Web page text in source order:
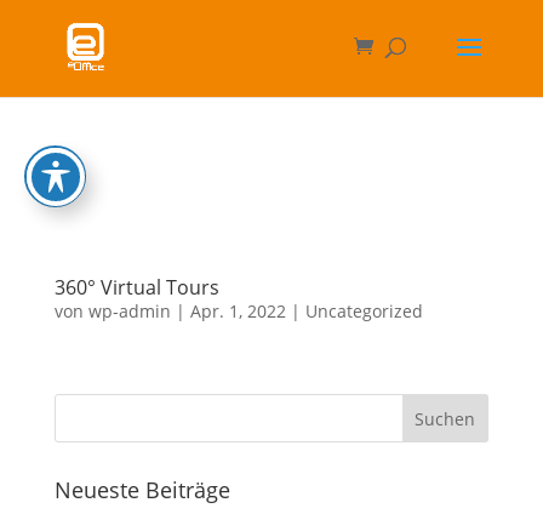
360° Virtual Tours
von wp-admin | Apr. 1, 2022| Uncategorized
Neueste Beiträge